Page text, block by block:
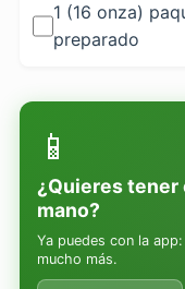
1 (16 onza)
preparado
📱
¿Quieres tener
mano?
Ya puedes con la
mucho más.